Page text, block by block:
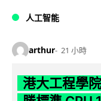
人工智能
arthur 21 小時
港大工程學